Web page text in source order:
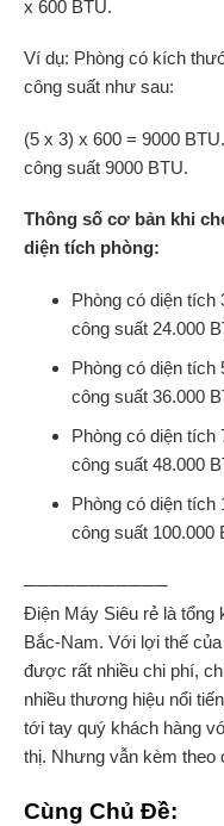
x 600 BTU.
Ví dụ: Phòng có kích
công suất như sau:
(5 x 3) x 600 = 9000
công suất 9000 BTU.
Thông số cơ bản khi
diện tích phòng:
Phòng có diện tích
công suất 24.000
Phòng có diện tích
công suất 36.000
Phòng có diện tích
công suất 48.000
Phòng có diện tích
công suất 100.000
───────────
Điện Máy Siêu rẻ là tổng
Bắc-Nam. Với lợi thế
được rất nhiều chi phí,
nhiều thương hiệu nổi
tới tay quý khách hàng
thị. Nhưng vẫn kèm theo
Cùng Chủ Đề: